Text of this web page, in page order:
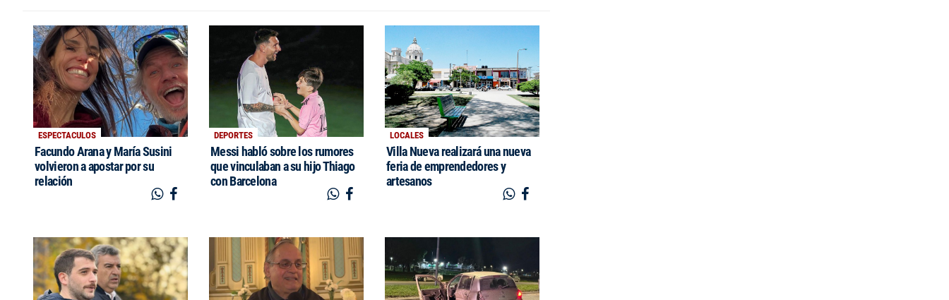
ESPECTACULOS
Facundo Arana y María Susini
volvieron a apostar por su
relación
DEPORTES
Messi habló sobre los rumores
que vinculaban a su hijo Thiago
con Barcelona
LOCALES
Villa Nueva realizará una nueva
feria de emprendedores y
artesanos